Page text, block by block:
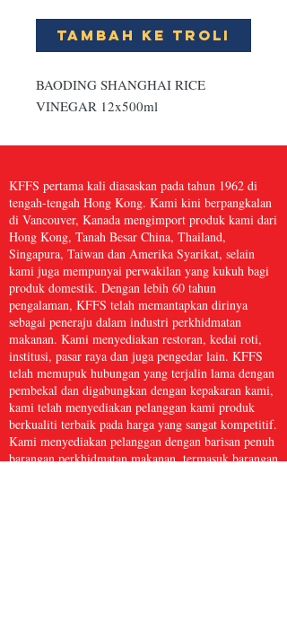
Tambah ke Troli
BAODING SHANGHAI RICE
VINEGAR 12x500ml
KFFS pertama kali diasaskan pada tahun 1962 di
tengah-tengah Hong Kong. Kami kini berpangkalan
di Vancouver, Kanada mengimport produk kami dari
Hong Kong, Tanah Besar China, Thailand,
Singapura, Taiwan dan Amerika Syarikat, selain
kami juga mempunyai perwakilan yang kukuh bagi
produk domestik. Dengan lebih 60 tahun
pengalaman, KFFS telah memantapkan dirinya
sebagai peneraju dalam industri perkhidmatan
makanan. Kami menyediakan restoran, kedai roti,
institusi, pasar raya dan juga pengedar lain. KFFS
telah memupuk hubungan yang terjalin lama dengan
pembekal dan digabungkan dengan kepakaran kami,
kami telah menyediakan pelanggan kami produk
berkualiti terbaik pada harga yang sangat kompetitif.
Kami menyediakan pelanggan dengan barisan penuh
barangan perkhidmatan makanan, termasuk barangan